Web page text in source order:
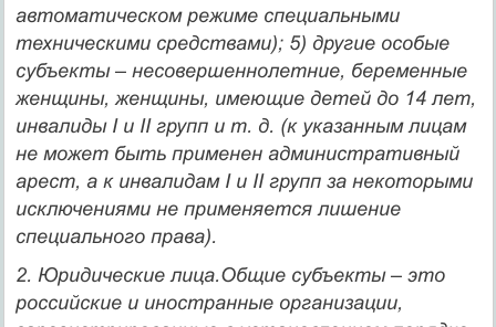
автоматическом режиме специальными
техническими средствами); 5) другие особые
субъекты – несовершеннолетние, беременные
женщины, женщины, имеющие детей до 14 лет,
инвалиды I и II групп и т. д. (к указанным лицам
не может быть применен административный
арест, а к инвалидам I и II групп за некоторыми
исключениями не применяется лишение
специального права).
2. Юридические лица.Общие субъекты– это
российские и иностранные организации,